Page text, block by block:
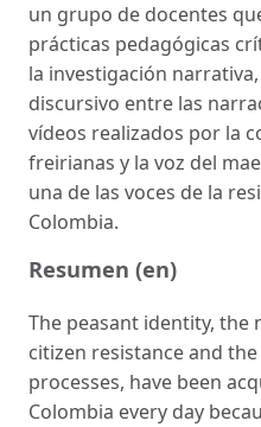
un grupo de docentes
prácticas pedagógicas
la investigación
discursivo entre las
vídeos realizados por la
freirianas y la voz del
una de las voces de la
Colombia.
Resumen (en)
The peasant identity, the
citizen resistance and
processes, have been
Colombia every day